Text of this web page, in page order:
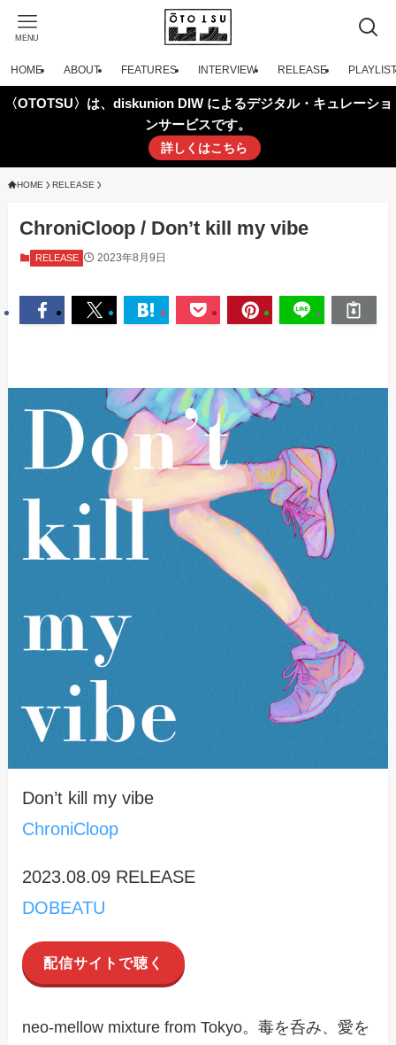
MENU
HOME ABOUT FEATURES INTERVIEW RELEASE PLAYLIST
〈OTOTSU〉は、diskunion DIW によるデジタル・キュレーショ
ンサービスです。
詳しくはこちら
HOME RELEASE
ChroniCloop / Don’t kill my vibe
RELEASE 2023年8月9日
Don’t kill my vibe
ChroniCloop
2023.08.09 RELEASE
DOBEATU
配信サイトで聴く
neo-mellow mixture from Tokyo。毒を呑み、愛を